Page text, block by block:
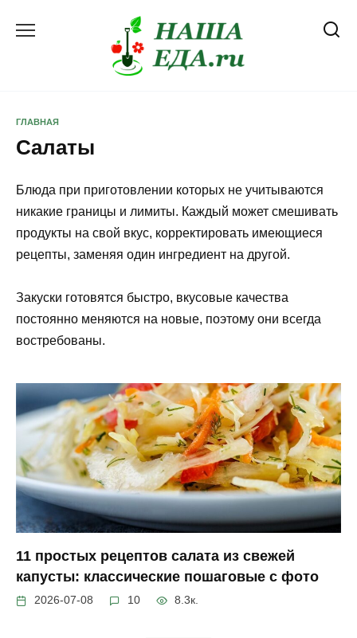
ГЛАВНАЯ
Салаты
Блюда при приготовлении которых не учитываются
никакие границы и лимиты. Каждый может смешивать
продукты на свой вкус, корректировать имеющиеся
рецепты, заменяя один ингредиент на другой.
Закуски готовятся быстро, вкусовые качества
постоянно меняются на новые, поэтому они всегда
востребованы.
11 простых рецептов салата из свежей
капусты: классические пошаговые с фото
2026-07-08 10 8.3к.